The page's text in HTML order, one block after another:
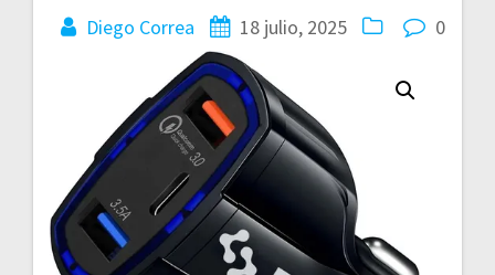
Diego Correa 18 julio, 2025 0